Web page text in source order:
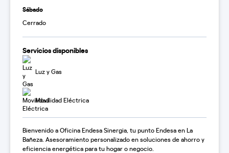
Sábado
Cerrado
Servicios disponibles
Luz y Gas
Movilidad Eléctrica
Bienvenido a Oficina Endesa Sinergia, tu punto Endesa en La
Bañeza. Asesoramiento personalizado en soluciones de ahorro y
eficiencia energética para tu hogar o negocio.